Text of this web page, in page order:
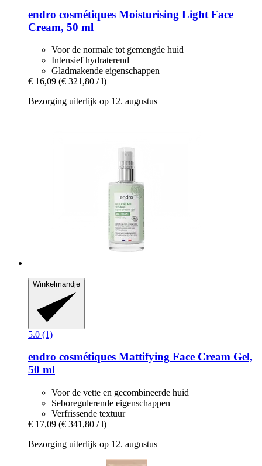
endro cosmétiques Moisturising Light Face
Cream, 50 ml
Voor de normale tot gemengde huid
Intensief hydraterend
Gladmakende eigenschappen
€ 16,09 (€ 321,80 / l)
Bezorging uiterlijk op 12. augustus
Winkelmandje
5.0 (1)
endro cosmétiques Mattifying Face Cream Gel,
50 ml
Voor de vette en gecombineerde huid
Seboregulerende eigenschappen
Verfrissende textuur
€ 17,09 (€ 341,80 / l)
Bezorging uiterlijk op 12. augustus